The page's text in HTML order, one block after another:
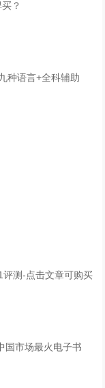
？
种语言+全科辅助
测-点击文章可购买
国市场最火电子书